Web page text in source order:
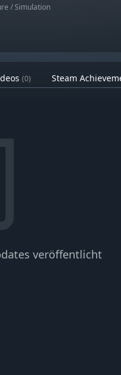
/ Simulation
(0) Steam
veröffentlicht